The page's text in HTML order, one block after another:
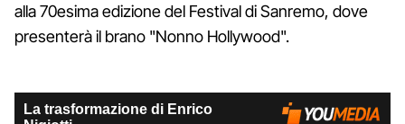
alla 70esima edizione del Festival di Sanremo, dove
presenterà il brano "Nonno Hollywood".